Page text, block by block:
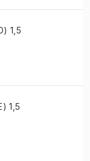
1,5
1,5